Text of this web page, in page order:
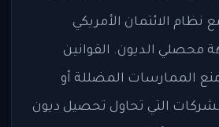
نظام الائتمان الأمريكي
محصلي الديون. القوانين
الممارسات المضللة أو
التي تحاول تحصيل ديون